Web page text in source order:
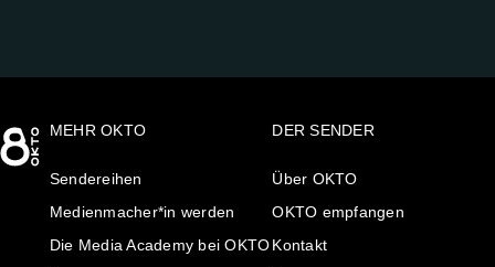
MEHR OKTO
Sendereihen
Medienmacher*in werden
Die Media Academy bei OKTO
DER SENDER
Über OKTO
OKTO empfangen
Kontakt